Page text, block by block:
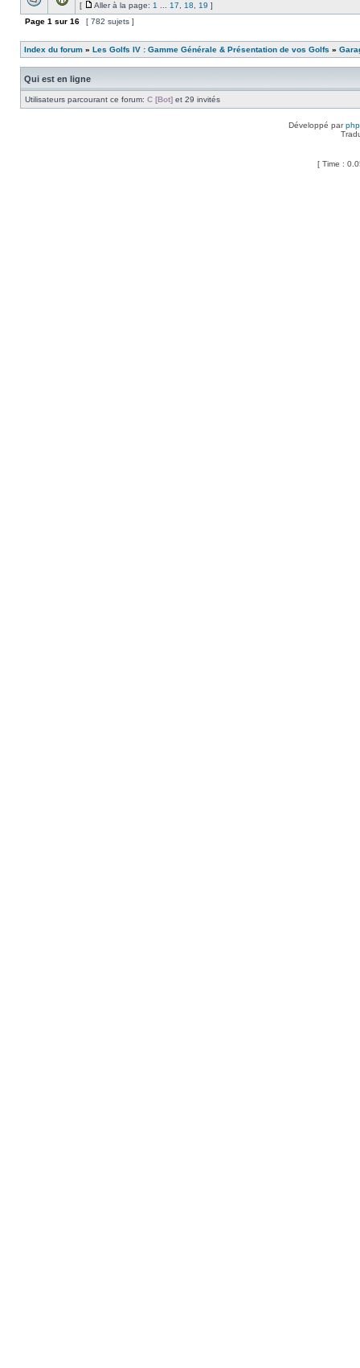
[ Aller à la page: 1 17 18 19 ]
Page 1 sur 16 [ 782 sujets ]
Index du forum » Les Golfs IV : Gamme Générale & Présentation de vos Golfs »
Qui est en ligne
Utilisateurs parcourant ce forum: C [Bot] et 29 invités
Développé par
[ Time :